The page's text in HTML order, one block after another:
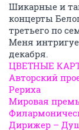
Шикарные и
концерты
третьего по
Меня
декабря.
ЦВЕТНЫЕ
Авторский
Рериха
Мировая
Дирижер –